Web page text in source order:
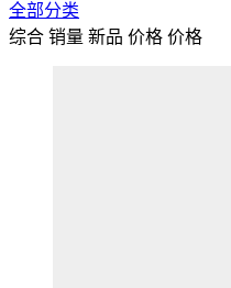
全部分类
综合 销量 新品 价格 价格